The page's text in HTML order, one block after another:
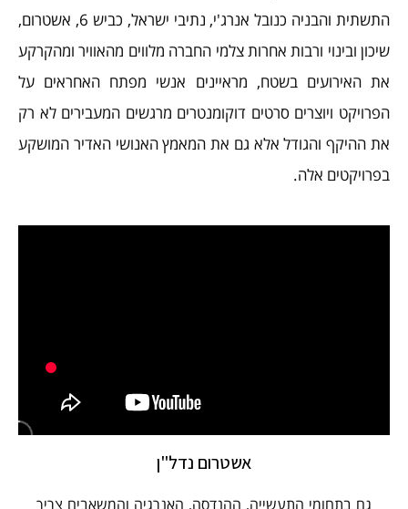
התשתית והבניה כנובל אנרג'י, נתיבי ישראל, כביש 6, אשטרום,
שיכון ובינוי ורבות אחרות צלמי החברה מלווים מהאוויר ומהקרקע
את האירועים בשטח, מראיינים אנשי מפתח האחראים על
הפרויקט ויוצרים סרטים דוקומנטרים מרגשים המעבירים לא רק
את ההיקף והגודל אלא גם את המאמץ האנושי האדיר המושקע
בפרויקטים אלה.
אשטרום נדל"ן
גם בתחומי התעשייה, ההנדסה, האנרגיה והמשאבים צריך